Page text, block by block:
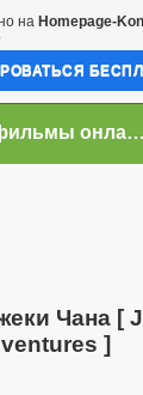
Мультфильмы онлайн скачать бесплатно
Чана [
]
на Homepage-